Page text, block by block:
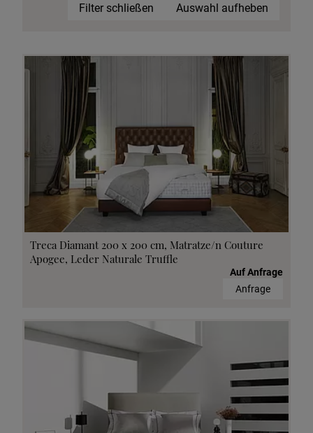
Filter schließen Auswahl aufheben
Treca Diamant 200 x 200 cm, Matratze/n Couture
Apogee, Leder Naturale Truffle
Auf Anfrage
Anfrage